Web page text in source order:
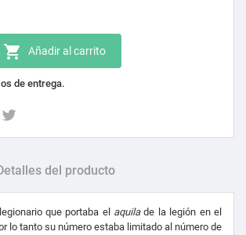
 Añadir al carrito
de entrega.
del producto
que portaba el aquilade la legión en el
lo tanto su número estaba limitado al número de